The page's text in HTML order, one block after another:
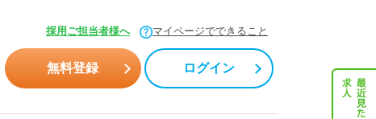
採用ご担当者様へ マイページでできること
無料登録 ログイン